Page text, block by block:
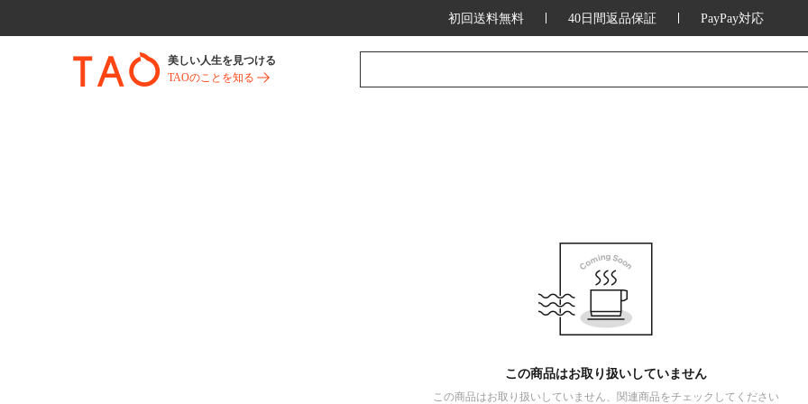
初回送料無料 40日間返品保証 PayPay対応
美しい人生を見つける
TAOのことを知る
この商品はお取り扱いしていません
この商品はお取り扱いしていません、関連商品をチェックしてください